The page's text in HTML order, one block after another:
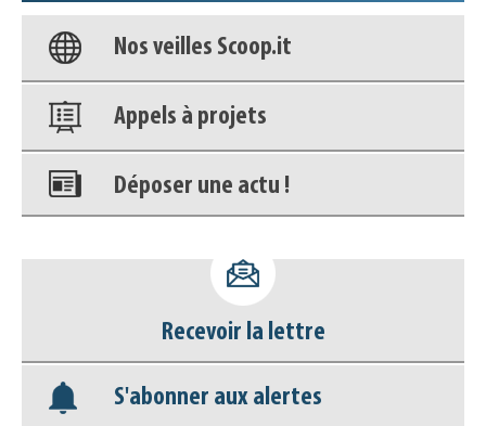
Nos veilles Scoop.it
Appels à projets
Déposer une actu !
déconnecter)
Base documentaire
Nos veilles Scoop.it
Recevoir la lettre
S'abonner aux alertes